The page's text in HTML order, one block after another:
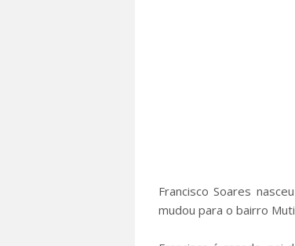
Francisco Soares
mudou para o bairro